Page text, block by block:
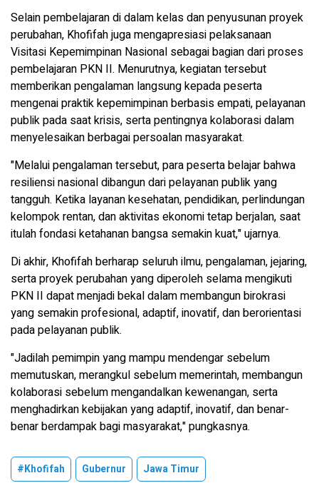
Selain pembelajaran di dalam kelas dan penyusunan proyek
perubahan, Khofifah juga mengapresiasi pelaksanaan
Visitasi Kepemimpinan Nasional sebagai bagian dari proses
pembelajaran PKN II. Menurutnya, kegiatan tersebut
memberikan pengalaman langsung kepada peserta
mengenai praktik kepemimpinan berbasis empati, pelayanan
publik pada saat krisis, serta pentingnya kolaborasi dalam
menyelesaikan berbagai persoalan masyarakat.
"Melalui pengalaman tersebut, para peserta belajar bahwa
resiliensi nasional dibangun dari pelayanan publik yang
tangguh. Ketika layanan kesehatan, pendidikan, perlindungan
kelompok rentan, dan aktivitas ekonomi tetap berjalan, saat
itulah fondasi ketahanan bangsa semakin kuat," ujarnya.
Di akhir, Khofifah berharap seluruh ilmu, pengalaman, jejaring,
serta proyek perubahan yang diperoleh selama mengikuti
PKN II dapat menjadi bekal dalam membangun birokrasi
yang semakin profesional, adaptif, inovatif, dan berorientasi
pada pelayanan publik.
"Jadilah pemimpin yang mampu mendengar sebelum
memutuskan, merangkul sebelum memerintah, membangun
kolaborasi sebelum mengandalkan kewenangan, serta
menghadirkan kebijakan yang adaptif, inovatif, dan benar-
benar berdampak bagi masyarakat," pungkasnya.
#Khofifah Gubernur Jawa Timur